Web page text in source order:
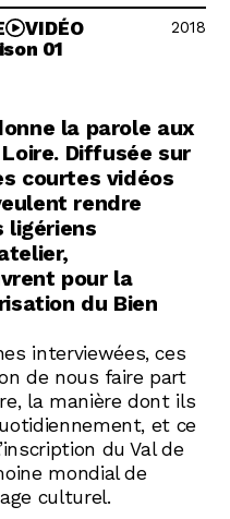
VIDÉO 2018
01
la parole aux
Diffusée sur
courtes vidéos
rendre
ligériens
pour la
du Bien
interviewées, ces
de nous faire part
la manière dont ils
et ce
du Val de
mondial de
culturel.
du Val de Loire
directement